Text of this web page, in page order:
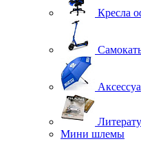
Кресла
Мини шлемы